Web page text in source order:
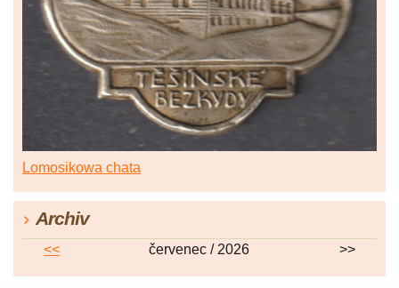
Lomosikowa chata
Archiv
<< červenec / 2026 >>